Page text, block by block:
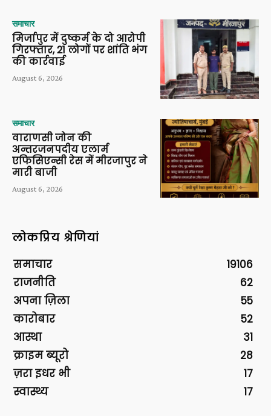
समाचार
मिर्जापुर में दुष्कर्म के दो आरोपी
गिरफ्तार, 21 लोगों पर शांति भंग
की कार्रवाई
August 6, 2026
समाचार
वाराणसी जोन की
अन्तरजनपदीय एलार्म
एफिसिएन्सी रेस में मीरजापुर ने
मारी बाजी
August 6, 2026
लोकप्रिय श्रेणियां
समाचार
19106
राजनीति
62
अपना ज़िला
55
कारोबार
52
आस्था
31
क्राइम ब्यूरो
28
ज़रा इधर भी
17
स्वास्थ्य
17